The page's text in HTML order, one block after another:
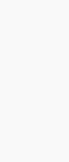
Ürün
Bu